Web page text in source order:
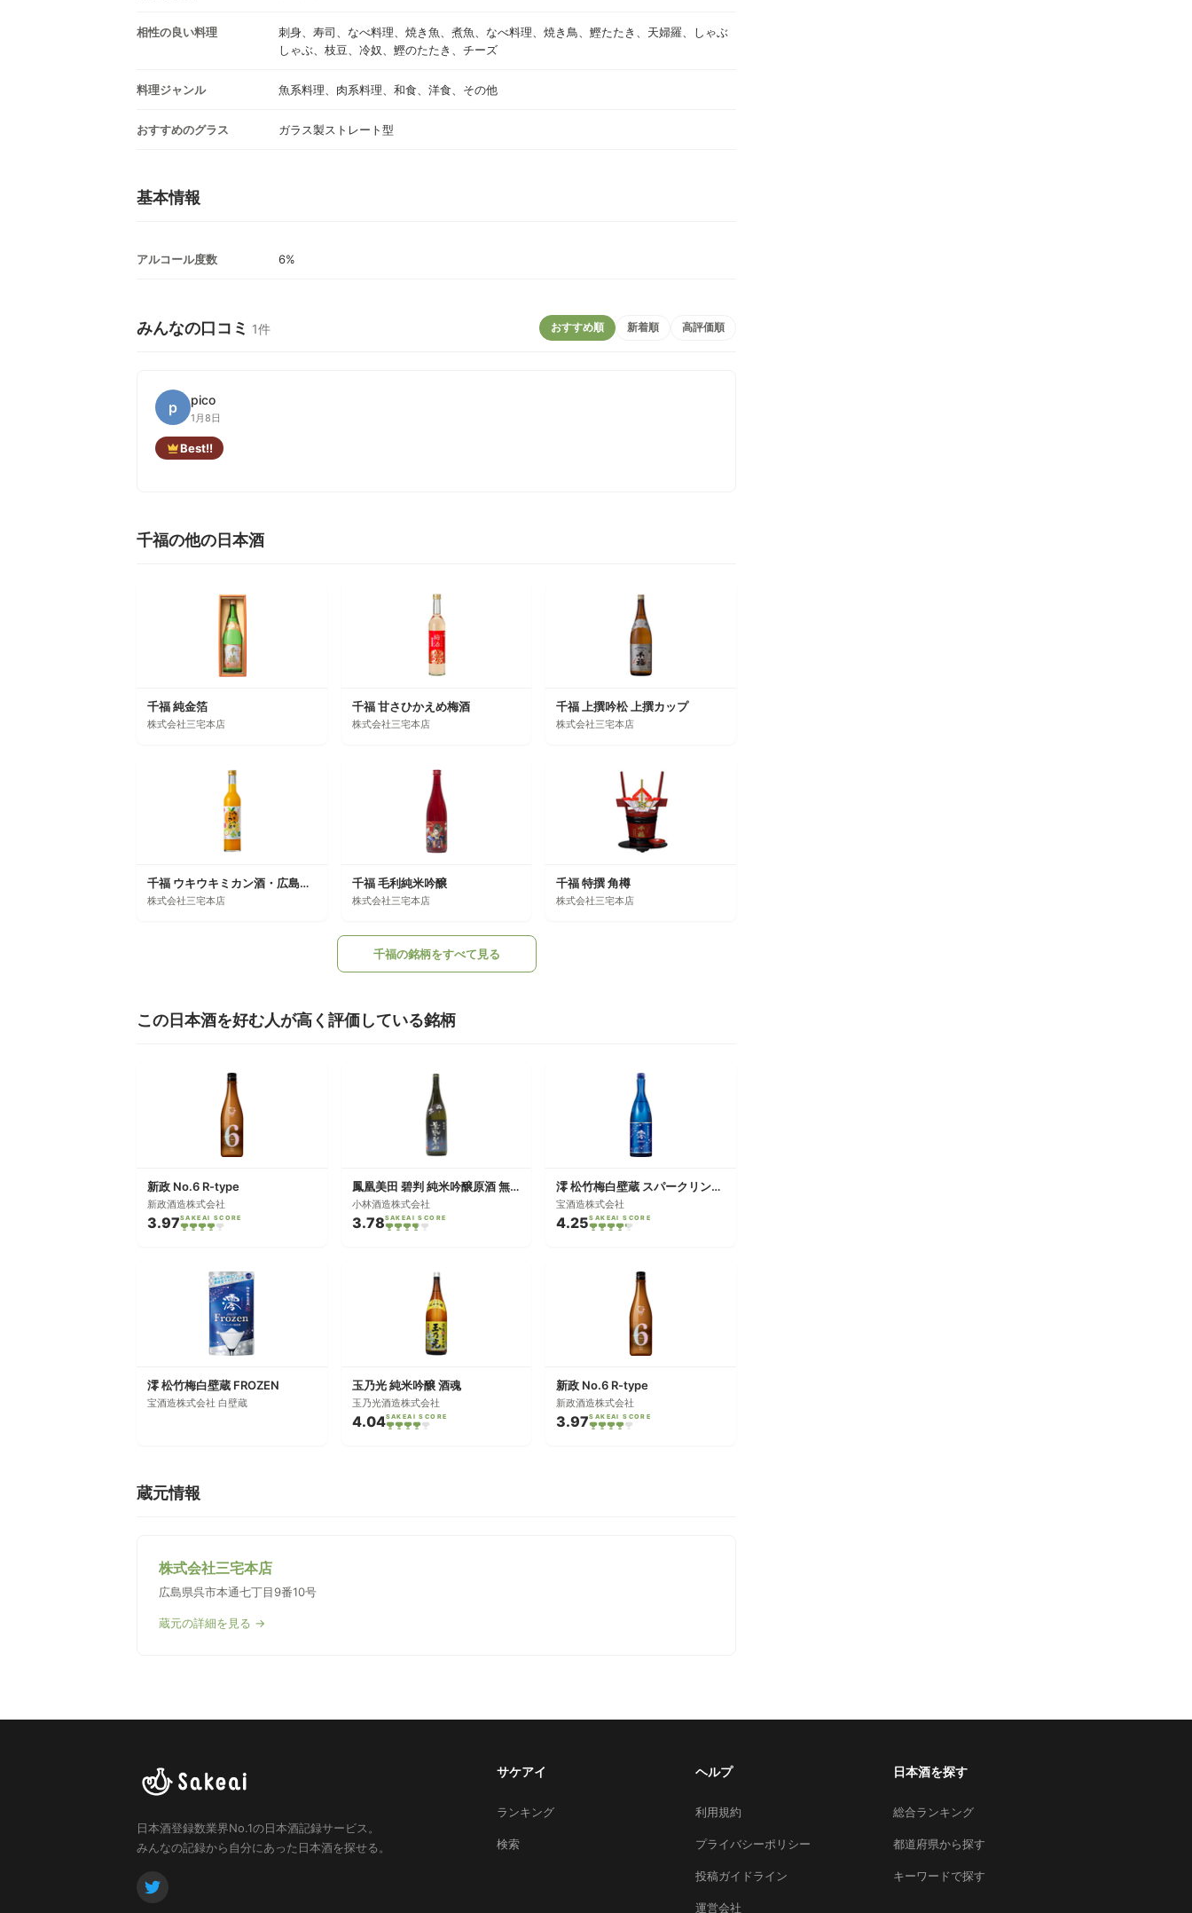
相性の良い料理
刺身、寿司、なべ料理、焼き魚、煮魚、なべ料理、焼き鳥、鰹たたき、天婦羅、しゃぶ
しゃぶ、枝豆、冷奴、鰹のたたき、チーズ
料理ジャンル 魚系料理、肉系料理、和食、洋食、その他
おすすめのグラス ガラス製ストレート型
基本情報
アルコール度数 6%
みんなの口コミ 1件 おすすめ順 新着順 高評価順
p pico
1月8日
Best!!
千福の他の日本酒
千福 純金箔
株式会社三宅本店
千福 甘さひかえめ梅酒
株式会社三宅本店
千福 上撰吟松 上撰カップ
株式会社三宅本店
千福 ウキウキミカン酒・広島みかんのお酒
株式会社三宅本店
千福 毛利純米吟醸
株式会社三宅本店
千福 特撰 角樽
株式会社三宅本店
千福の銘柄をすべて見る
この日本酒を好む人が高く評価している銘柄
新政 No.6 R-type
新政酒造株式会社
3.97SAKEAI SCORE
鳳凰美田 碧判 純米吟醸原酒 無濾過本生
小林酒造株式会社
3.78SAKEAI SCORE
澪 松竹梅白壁蔵 スパークリング清酒
宝酒造株式会社
4.25SAKEAI SCORE
澪 松竹梅白壁蔵 FROZEN
宝酒造株式会社 白壁蔵
玉乃光 純米吟醸 酒魂
玉乃光酒造株式会社
4.04SAKEAI SCORE
新政 No.6 R-type
新政酒造株式会社
3.97SAKEAI SCORE
蔵元情報
株式会社三宅本店
広島県呉市本通七丁目9番10号
蔵元の詳細を見る →
日本酒登録数業界No.1の日本酒記録サービス。
みんなの記録から自分にあった日本酒を探せる。
サケアイ
ランキング
検索
ヘルプ
利用規約
プライバシーポリシー
投稿ガイドライン
運営会社
日本酒を探す
総合ランキング
都道府県から探す
キーワードで探す